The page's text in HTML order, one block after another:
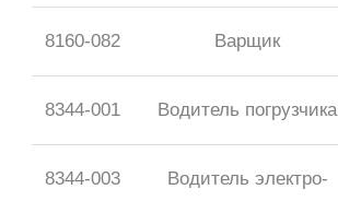
8160-082 Варщик
8344-001 Водитель погрузчика
8344-003
Водитель электро-